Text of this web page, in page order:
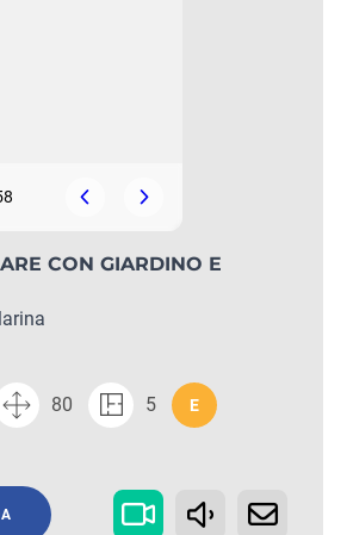
CON GIARDINO E
80 5 E